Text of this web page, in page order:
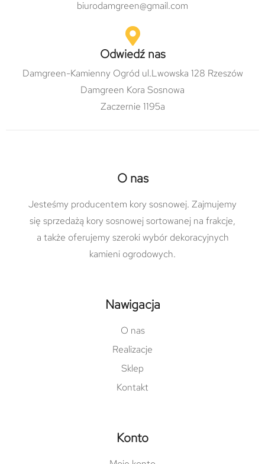
biurodamgreen@gmail.com
Odwiedź nas
Damgreen-Kamienny Ogród ul.Lwowska 128 Rzeszów
Damgreen Kora Sosnowa
Zaczernie 1195a
O nas
Jesteśmy producentem kory sosnowej. Zajmujemy
się sprzedażą kory sosnowej sortowanej na frakcje,
a także oferujemy szeroki wybór dekoracyjnych
kamieni ogrodowych.
Nawigacja
O nas
Realizacje
Sklep
Kontakt
Konto